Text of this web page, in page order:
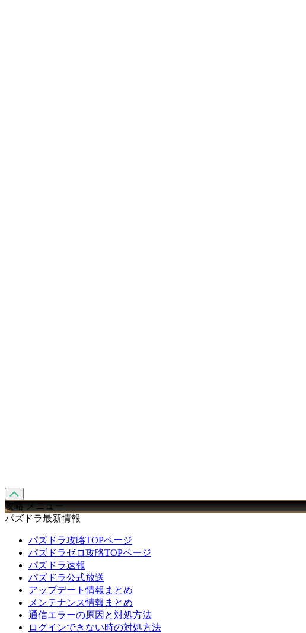
攻略 メニュー
パズドラ最新情報
パズドラ攻略TOPページ
パズドラゼロ攻略TOPページ
パズドラ速報
パズドラ公式放送
アップデート情報まとめ
メンテナンス情報まとめ
通信エラーの原因と対処方法
ログインできない時の対処方法